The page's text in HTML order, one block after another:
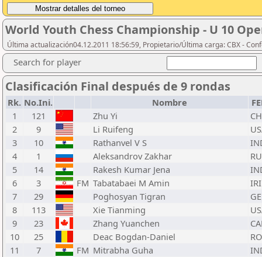
World Youth Chess Championship - U 10
Última actualización04.12.2011 18:56:59, Propietario/Última carga: CBX -
Search for player
Clasificación Final después de 9 rondas
Rk. No.Ini. Nombre
1
121 Zhu Yi
2
9 Li Ruifeng
3
10 Rathanvel V S
4
1 Aleksandrov Zakhar
5
14 Rakesh Kumar Jena
6
3 FM Tabatabaei M Amin
IRI
7
29 Poghosyan Tigran
8
113 Xie Tianming
9
23 Zhang Yuanchen
10
25 Deac Bogdan-Daniel
11
7 FM Mitrabha Guha